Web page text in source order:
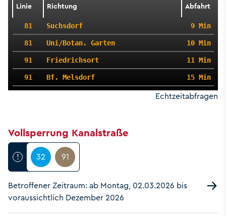
Echtzeitabfragen
Linie Richtung Abfahrt
81 Suchsdorf 9 Min
81 Uni/Botan. Garten 10 Min
91 Friedrichsort 11 Min
91 Bf. Melsdorf 15 Min
Vollsperrung Kanalstraße
! 32 91
Betroffener Zeitraum: ab Montag, 02.03.2026 bis
voraussichtlich Dezember 2026